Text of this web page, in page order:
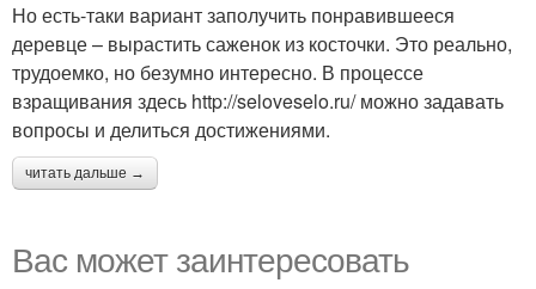
Но есть-таки вариант заполучить понравившееся
деревце – вырастить саженок из косточки. Это реально,
трудоемко, но безумно интересно. В процессе
взращивания здесь http://seloveselo.ru/ можно задавать
вопросы и делиться достижениями.
читать дальше →
Вас может заинтересовать